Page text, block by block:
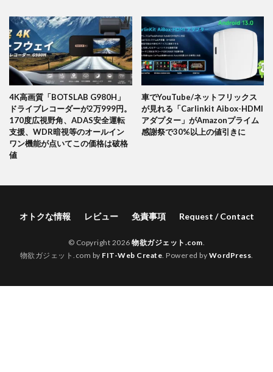
4K高画質「BOTSLAB G980H」
ドライブレコーダーが2万999円。
170度広視野角、ADAS安全運転
支援、WDR暗視等のオールイン
ワン機能が点いてこの価格は破格
値
車でYouTube/ネットフリックス
が見れる「Carlinkit Aibox-HDMI
アダプター」がAmazonプライム
感謝祭で30%以上の値引きに
オトクな情報 レビュー 免責事項 Request / Contact
© Copyright 2026物欲ガジェット.com.
物欲ガジェット.com by FIT-Web Create. Powered by WordPress.